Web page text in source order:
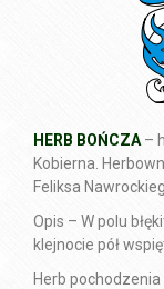
HERB BOŃCZA –
Kobierna.
Feliksa
Opis – W polu
klejnocie pół
Herb